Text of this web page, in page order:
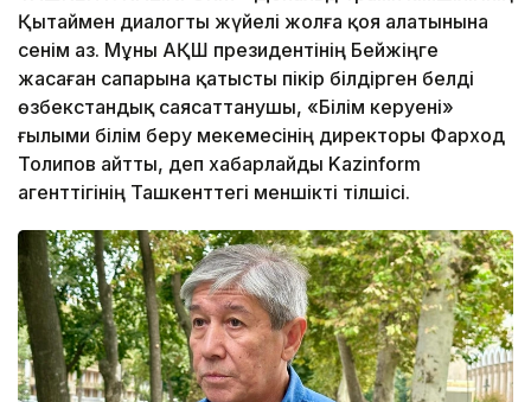
Қытаймен диалогты жүйелі жолға қоя алатынына
сенім аз. Мұны АҚШ президентінің Бейжіңге
жасаған сапарына қатысты пікір білдірген белді
өзбекстандық саясаттанушы, «Білім керуені»
ғылыми білім беру мекемесінің директоры Фарход
Толипов айтты, деп хабарлайды Kazinform
агенттігінің Ташкенттегі меншікті тілшісі.